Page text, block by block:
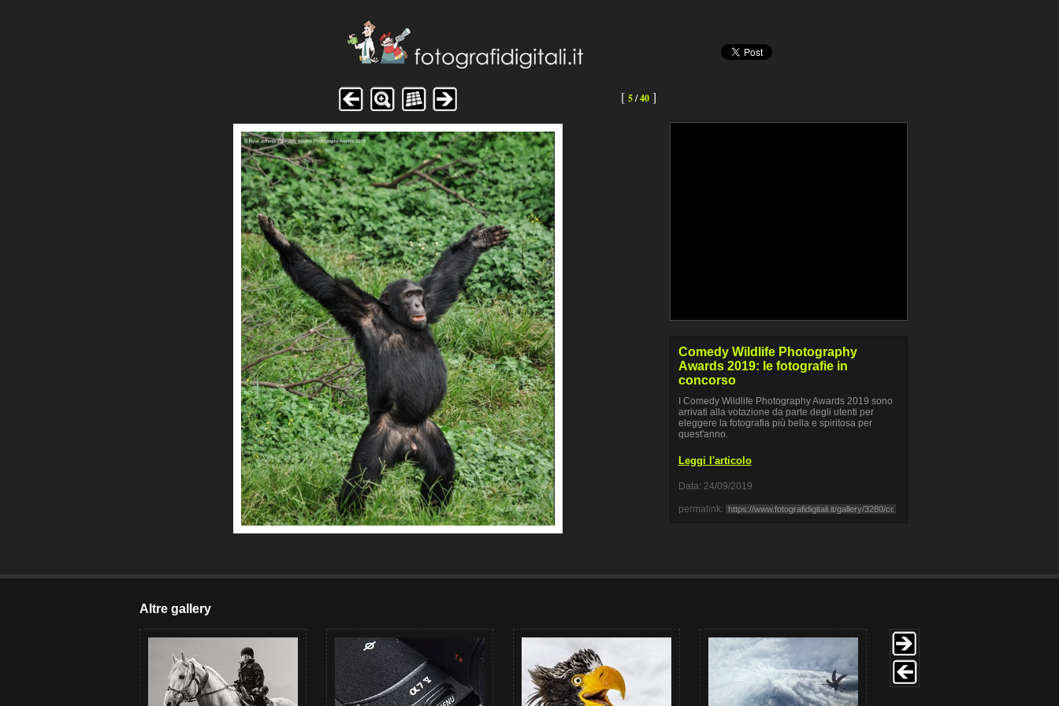
[ 5/40]
Comedy Wildlife Photography
Awards 2019: le fotografie in
concorso
I Comedy Wildlife Photography Awards 2019 sono
arrivati alla votazione da parte degli utenti per
eleggere la fotografia più bella e spiritosa per
quest'anno.
Leggi l'articolo
Data: 24/09/2019
permalink:
Altre gallery